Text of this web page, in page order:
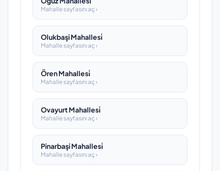
Mahalle sayfasını aç ›
Olukbaşi Mahallesi̇
Mahalle sayfasını aç ›
Ören Mahallesi̇
Mahalle sayfasını aç ›
Ovayurt Mahallesi̇
Mahalle sayfasını aç ›
Pinarbaşi Mahallesi̇
Mahalle sayfasını aç ›